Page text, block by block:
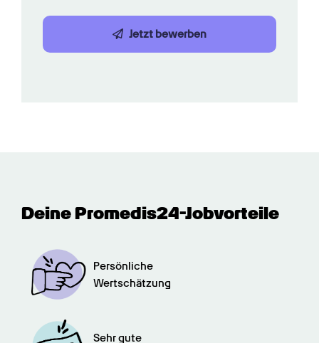
Jetzt bewerben
Deine Promedis24-Jobvorteile
Persönliche
Wertschätzung
Sehr gute